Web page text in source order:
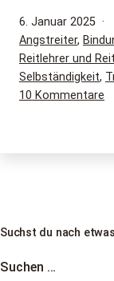
LEICHT
sein!
–
Mein
Veröffentlicht
am
6. Januar 2025
Kategorisiert
als
Angstreiter,
Reitlehrer und
Selbständigkeit,
10 Kommentare
Suchst du nach
Suchen …